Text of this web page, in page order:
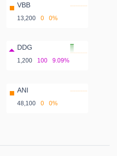
VBB
13,200 0 0%
DDG
1,200 100 9.09%
ANI
48,100 0 0%